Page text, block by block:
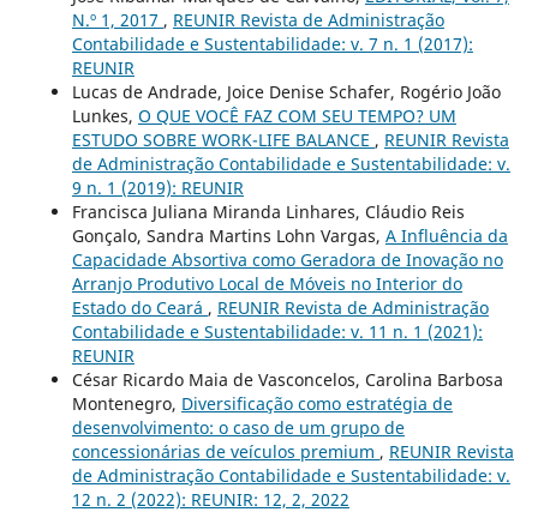
N.º 1, 2017 , REUNIR Revista de Administração
Contabilidade e Sustentabilidade: v. 7 n. 1 (2017):
REUNIR
Lucas de Andrade, Joice Denise Schafer, Rogério João
Lunkes, O QUE VOCÊ FAZ COM SEU TEMPO? UM
ESTUDO SOBRE WORK-LIFE BALANCE , REUNIR Revista
de Administração Contabilidade e Sustentabilidade: v.
9 n. 1 (2019): REUNIR
Francisca Juliana Miranda Linhares, Cláudio Reis
Gonçalo, Sandra Martins Lohn Vargas, A Influência da
Capacidade Absortiva como Geradora de Inovação no
Arranjo Produtivo Local de Móveis no Interior do
Estado do Ceará , REUNIR Revista de Administração
Contabilidade e Sustentabilidade: v. 11 n. 1 (2021):
REUNIR
César Ricardo Maia de Vasconcelos, Carolina Barbosa
Montenegro, Diversificação como estratégia de
desenvolvimento: o caso de um grupo de
concessionárias de veículos premium , REUNIR Revista
de Administração Contabilidade e Sustentabilidade: v.
12 n. 2 (2022): REUNIR: 12, 2, 2022